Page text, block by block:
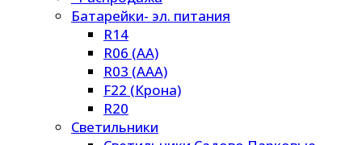
Батарейки- эл. питания
R14
R06 (AA)
R03 (AAA)
F22 (Крона)
R20
Светильники